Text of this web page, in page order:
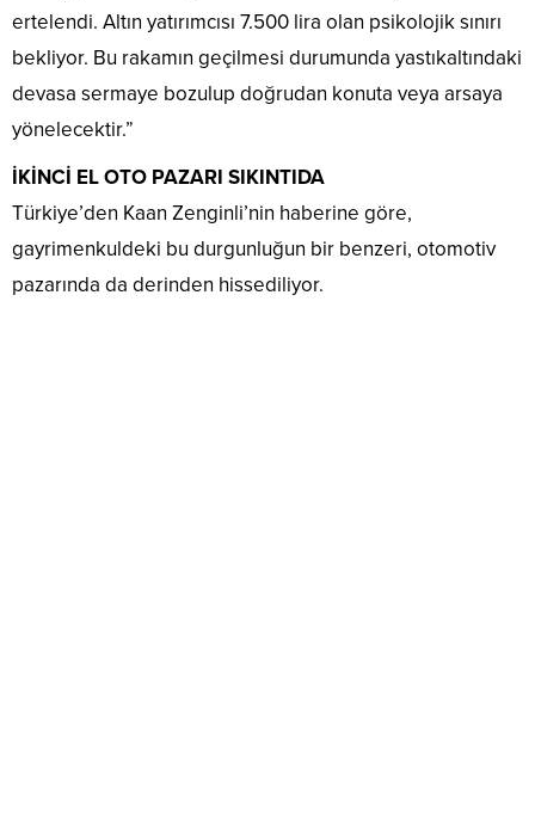
ertelendi. Altın yatırımcısı 7.500 lira olan psikolojik sınırı
bekliyor. Bu rakamın geçilmesi durumunda yastıkaltındaki
devasa sermaye bozulup doğrudan konuta veya arsaya
yönelecektir.”
İKİNCİ EL OTO PAZARI SIKINTIDA
Türkiye’den Kaan Zenginli’nin haberine göre,
gayrimenkuldeki bu durgunluğun bir benzeri, otomotiv
pazarında da derinden hissediliyor.